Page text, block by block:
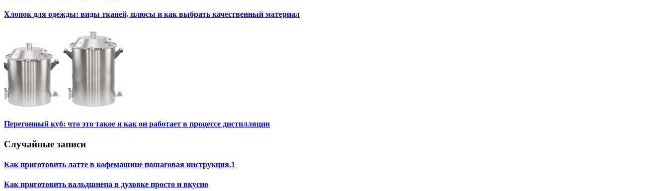
Хлопок для одежды: виды тканей, плюсы и как выбрать качественный материал
Перегонный куб: что это такое и как он работает в процессе дистилляции
Случайные записи
Как приготовить латте в кофемашине пошаговая инструкция.1
Как приготовить вальдшнепа в духовке просто и вкусно